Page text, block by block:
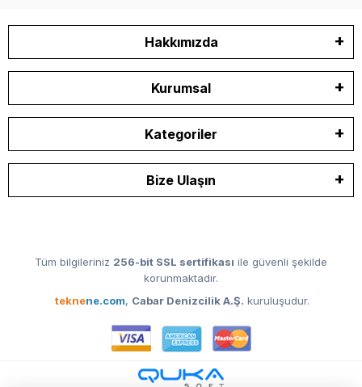
Hakkımızda
Kurumsal
Kategoriler
Bize Ulaşın
Tüm bilgileriniz 256-bit SSL sertifikası ile güvenli şekilde
korunmaktadır.
teknene.com, Cabar Denizcilik A.Ş. kuruluşudur.